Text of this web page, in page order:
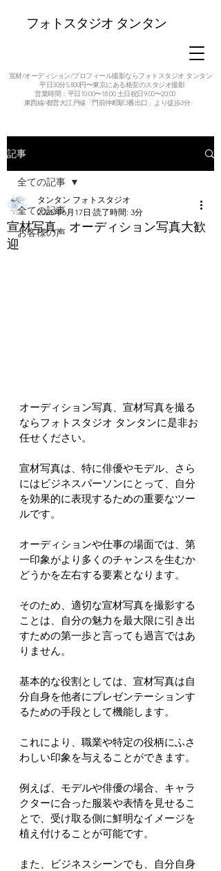
フォトスタジオ タンタン
宣材/オーディション/プロフィール撮影ならフォトスタジオ タンタン
平日30分5,800円〜東京にある格安のスタジオ撮影
営業時間：平日10:00〜18:00 土日祝日9:00〜20:00
東西線/都営大江戸線「門前仲町駅3番出口」より徒歩3分
記事
全ての記事
お客様の声
全ての記事
宣材写真、オーディション写真大歓
迎
タンタン フォトスタジオ
2025年6月17日 読了時間: 3分
オーディション写真、宣材写真を撮る
ならフォトスタジオ タンタンに是非お
任せください。
宣材写真は、特に俳優やモデル、さら
にはビジネスパーソンにとって、自分
を効果的に表現するための重要なツー
ルです。
オーディションや仕事の場面では、第
一印象がより多くのチャンスを生むか
どうかを左右する要素となります。
そのため、適切な宣材写真を撮影する
ことは、自分の魅力を最大限に引き出
すための第一歩と言っても過言ではあ
りません。
基本的な役割としては、宣材写真は自
分自身を他者にプレゼンテーションす
るための手段として機能します。
これにより、職業や特定の役柄にふさ
わしい印象を与えることができます。
例えば、モデルや俳優の場合、キャラ
クターに合った服装や表情を見せるこ
とで、受け取る側に鮮明なイメージを
植え付けることが可能です。
また、ビジネスシーンでも、自分自身